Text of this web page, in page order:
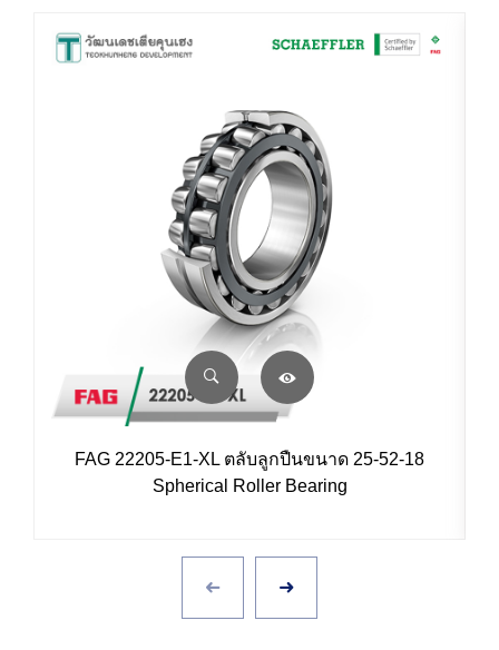
FAG 22205-E1-XL ตลับลูกปืนขนาด 25-52-18
Spherical Roller Bearing